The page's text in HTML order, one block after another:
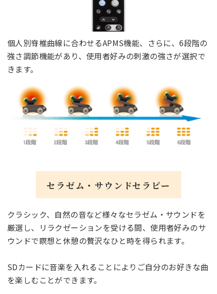
個人別脊椎曲線に合わせるAPMS機能、さらに、6段階の
強さ調節機能があり、使用者好みの刺激の強さが選択で
きます。
セラゼム・サウンドセラピー
クラシック、自然の音など様々なセラゼム・サウンドを
厳選し、リラクゼーションを受ける間、使用者好みのサ
ウンドで瞑想と休憩の贅沢なひと時を得られます。
SDカードに音楽を入れることによりご自分のお好きな曲
を楽しむことができます。